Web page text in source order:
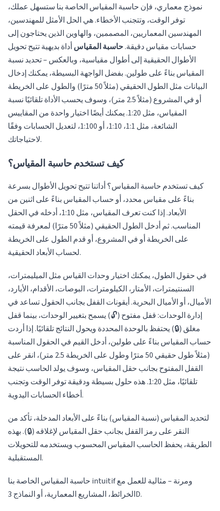
نموذج معماري، فإن حاسبة المقياس الخاصة بنا ستسهل عملك،
توفر الوقت، وتتجنب الأخطاء. هي الحل الأمثل للمهندسين،
المهندسين المعماريين، المصممين، والهاوين الذين يحتاجون إلى
حسابات مقياس دقيقة.حاسبة المقياس أداة بديهية تتيح تحويل
الأطوال الحقيقية إلى أطوال مقياسية، وبالعكس – تحديد نسبة
المقياس بناءً على طولين. بفضل الواجهة البسيطة، يمكنك إدخال
البيانات مثل الطول الحقيقي (مثلاً 50 مترًا) والطول على الخريطة
أو في المشروع (مثلاً 2.5 متر)، وسوف يحسب الأداة تلقائيًا نسبة
المقياس، مثل 1:20. يمكنك أيضًا اختيار واحدة من المقاييس
الشائعة، مثل 1:1، 1:10، أو 1:100، لتعديل الحسابات وفقًا
لاحتياجاتك.
كيف تستخدم حاسبة المقياس؟
كيف تستخدم حاسبة المقياس؟ أداتنا تتيح تحويل الأطوال بسرعة
بناءً على مقياس محدد، أو حساب المقياس بناءً على اثنين من
الأبعاد. إذا كنت تعرف المقياس، مثل 1:10، أدخله في الحقل
المناسب. ثم أدخل الطول الحقيقي (مثلاً 50 مترًا) لمعرفة قيمته
على الخريطة أو في المشروع، أو قدم الطول على الخريطة
لحساب الأبعاد الحقيقية.
في حقول الطول، يمكنك اختيار وحدات القياس مثل الميليمترات،
السنتيمترات، الأمتار، الكيلومترات، البوصات، الأقدام، الأيارد،
الأميال، أو الأميال البحرية. أيقونات القفل بجانب الحقول تساعد في
إدارة الوحدات: قفل مفتوح (🔓) يسمح بتغيير الوحدات، بينما قفل
مغلق (🔒) يحتفظ بالوحدة المحددة ويحول النتائج تلقائيًا. إذا أردت
حساب المقياس بناءً على طولين، أدخل القيم في الحقول المناسبة
(مثلاً طول حقيقي 50 مترًا وطول على الخريطة 2.5 متر)، انقر على
القفل المفتوح بجانب حقل المقياس، وسوف يولد الحاسب نتيجة
تلقائيًا، مثل 1:20. هذه حلول بسيطة ودقيقة توفر الوقت وتجنب
أخطاء الحسابات اليدوية.
لتحديد المقياس (نسبة المقياس) بناءً على الأبعاد المدخلة، تأكد من
النقر على رمز القفل بجانب حقل المقياس لإغلاقه (🔒). بهذه
الطريقة، يحفظ الحاسب المقياس المحسوب ويستخدمه للتحويلات
المستقبلية.
حاسبة المقياس الخاصة بنا intuitif ومرنة – مثالية للعمل مع
الخرائط، المشاريع المعمارية، أو النماذج 3D.